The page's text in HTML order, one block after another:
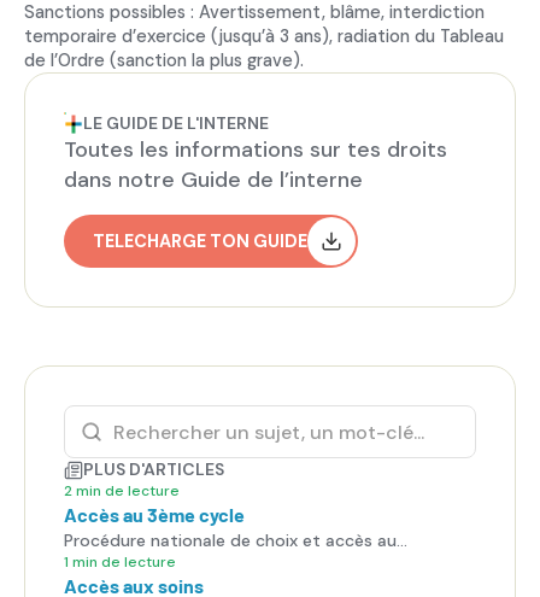
Sanctions possibles : Avertissement, blâme, interdiction
temporaire d’exercice (jusqu’à 3 ans), radiation du Tableau
de l’Ordre (sanction la plus grave).
LE GUIDE DE L'INTERNE
Toutes les informations sur tes droits
dans notre Guide de l’interne
TELECHARGE TON GUIDE
PLUS D'ARTICLES
2 min de lecture
Accès au 3ème cycle
Procédure nationale de choix et accès au
troisième cycle.
1 min de lecture
Accès aux soins